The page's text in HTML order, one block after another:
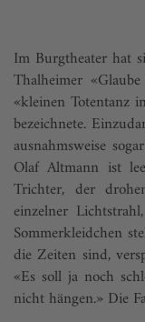
Im Burgtheater hat
Thalheimer
«kleinen Totentanz
bezeichnete.
ausnahmsweise
Olaf Altmann ist
Trichter, der
einzelner
Sommerkleidchen
die Zeiten sind,
«Es soll ja noch
nicht hängen.» Die